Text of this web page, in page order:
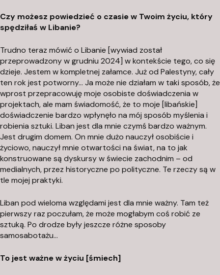
Czy możesz powiedzieć o czasie w Twoim życiu, który
spędziłaś w Libanie?
Trudno teraz mówić o Libanie [wywiad został
przeprowadzony w grudniu 2024] w kontekście tego, co się
dzieje. Jestem w kompletnej załamce. Już od Palestyny, cały
ten rok jest potworny… Ja może nie działam w taki sposób, że
wprost przepracowuję moje osobiste doświadczenia w
projektach, ale mam świadomość, że to moje [libańskie]
doświadczenie bardzo wpłynęło na mój sposób myślenia i
robienia sztuki. Liban jest dla mnie czymś bardzo ważnym.
Jest drugim domem. On mnie dużo nauczył osobiście i
życiowo, nauczył mnie otwartości na świat, na to jak
konstruowane są dyskursy w świecie zachodnim – od
medialnych, przez historyczne po polityczne. Te rzeczy są w
tle mojej praktyki.
Liban pod wieloma względami jest dla mnie ważny. Tam też
pierwszy raz poczułam, że może mogłabym coś robić ze
sztuką. Po drodze były jeszcze różne sposoby
samosabotażu…
To jest ważne w życiu [śmiech]